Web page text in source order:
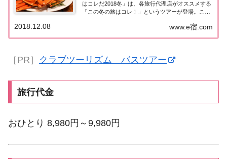
はコレだ2018冬」は、各旅行代理店がオススメする
「この冬の旅はコレ！」というツアーが登場。こち
＆飲み放題！城崎温泉バスツアーについてまとめま
www.e宿.com
2018.12.08
［PR］ クラブツーリズム バスツアー
旅行代金
おひとり 8,980円～9,980円